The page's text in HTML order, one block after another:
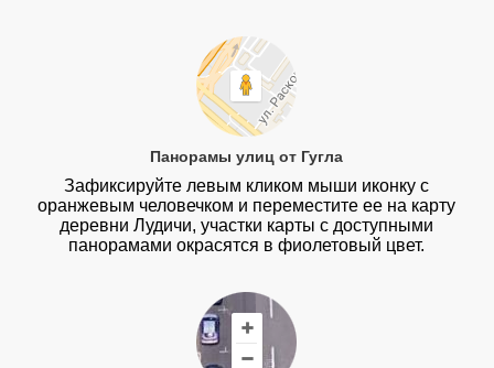
Панорамы улиц от Гугла
Зафиксируйте левым кликом мыши иконку с
оранжевым человечком и переместите ее на карту
деревни Лудичи, участки карты с доступными
панорамами окрасятся в фиолетовый цвет.